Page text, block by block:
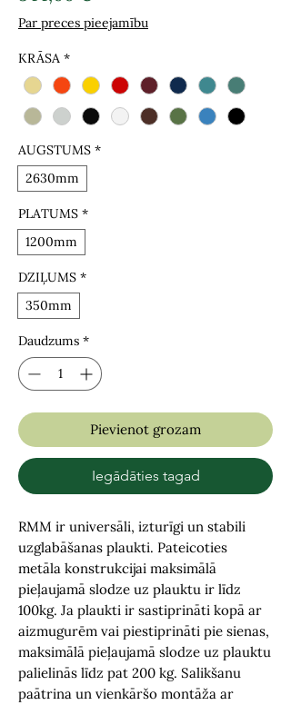
Par preces pieejamību
KRĀSA *
AUGSTUMS *
2630mm
PLATUMS *
1200mm
DZIĻUMS *
350mm
Daudzums *
Pievienot grozam
Iegādāties tagad
RMM ir universāli, izturīgi un stabili
uzglabāšanas plaukti. Pateicoties
metāla konstrukcijai maksimālā
pieļaujamā slodze uz plauktu ir līdz
100kg. Ja plaukti ir sastiprināti kopā ar
aizmugurēm vai piestiprināti pie sienas,
maksimālā pieļaujamā slodze uz plauktu
palielinās līdz pat 200 kg. Salikšanu
paātrina un vienkāršo montāža ar